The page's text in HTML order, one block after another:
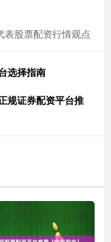
表股票配资行情观点
选择指南
规证券配资平台推